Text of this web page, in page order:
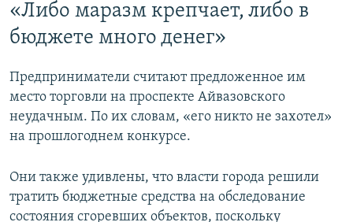
«Либо маразм крепчает, либо в
бюджете много денег»
Предприниматели считают предложенное им
место торговли на проспекте Айвазовского
неудачным. По их словам, «его никто не захотел»
на прошлогоднем конкурсе.
Они также удивлены, что власти города решили
тратить бюджетные средства на обследование
состояния сгоревших объектов, поскольку